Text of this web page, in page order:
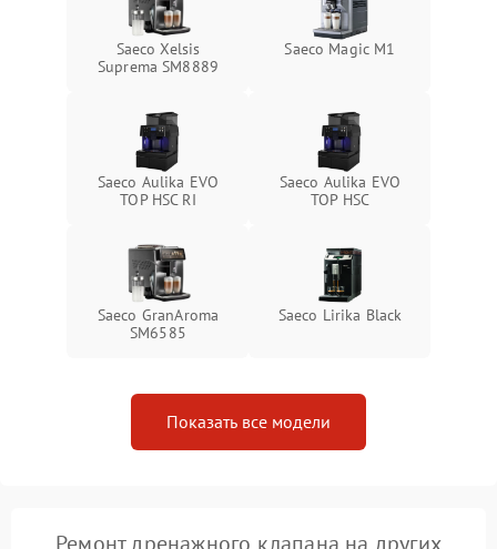
Saeco Xelsis
Suprema SM8889
Saeco Magic M1
Saeco Aulika EVO
TOP HSC RI
Saeco Aulika EVO
TOP HSC
Saeco GranAroma
SM6585
Saeco Lirika Black
Показать все модели
Ремонт дренажного клапана на других